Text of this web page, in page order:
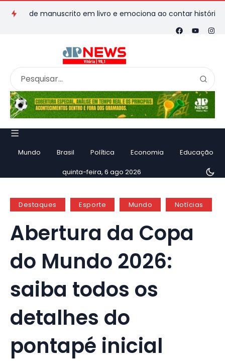
de manuscrito em livro e emociona ao contar história Vila
Mundo Brasil Política Economia Educação
quinta-feira, 6 ago 2026
Destaques Esporte Mundo Notícias
Abertura da Copa
do Mundo 2026:
saiba todos os
detalhes do
pontapé inicial